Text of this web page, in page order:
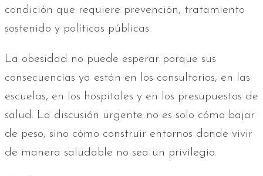
condición que requiere prevención, tratamiento
sostenido y políticas públicas.
La obesidad no puede esperar porque sus
consecuencias ya están en los consultorios, en las
escuelas, en los hospitales y en los presupuestos de
salud. La discusión urgente no es solo cómo bajar
de peso, sino cómo construir entornos donde vivir
de manera saludable no sea un privilegio.